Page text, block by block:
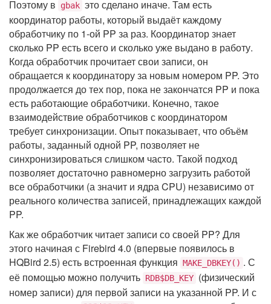
Поэтому в gbak это сделано иначе. Там есть
координатор работы, который выдаёт каждому
обработчику по 1-ой PP за раз. Координатор знает
сколько PP есть всего и сколько уже выдано в работу.
Когда обработчик прочитает свои записи, он
обращается к координатору за новым номером PP. Это
продолжается до тех пор, пока не закончатся PP и пока
есть работающие обработчики. Конечно, такое
взаимодействие обработчиков с координатором
требует синхронизации. Опыт показывает, что объём
работы, заданный одной PP, позволяет не
синхронизироваться слишком часто. Такой подход
позволяет достаточно равномерно загрузить работой
все обработчики (а значит и ядра CPU) независимо от
реального количества записей, принадлежащих каждой
PP.
Как же обработчик читает записи со своей PP? Для
этого начиная с Firebird 4.0 (впервые появилось в
HQBird 2.5) есть встроенная функция MAKE_DBKEY() . С
её помощью можно получить RDB$DB_KEY (физический
номер записи) для первой записи на указанной PP. И с